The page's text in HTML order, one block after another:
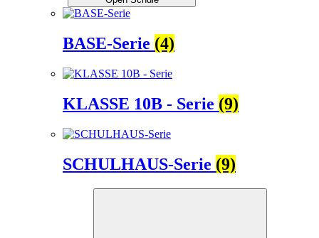
BASE-Serie (4)
KLASSE 10B - Serie (9)
SCHULHAUS-Serie (9)